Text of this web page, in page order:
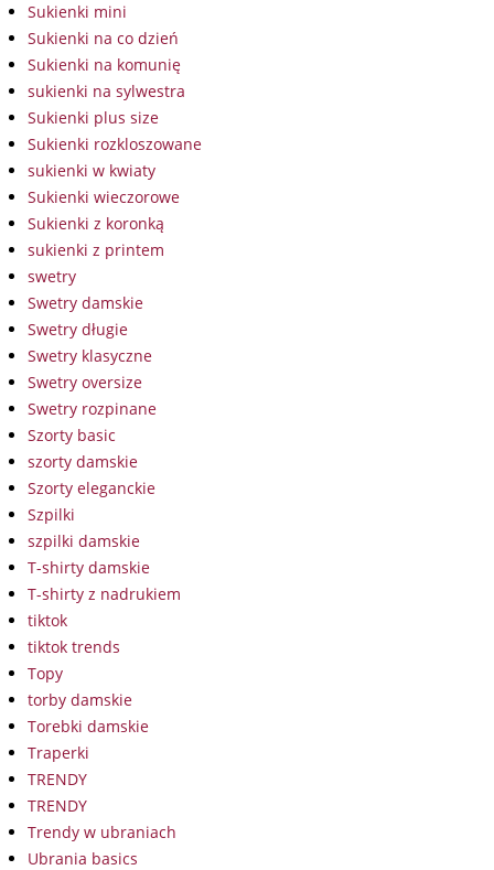
Sukienki mini
Sukienki na co dzień
Sukienki na komunię
sukienki na sylwestra
Sukienki plus size
Sukienki rozkloszowane
sukienki w kwiaty
Sukienki wieczorowe
Sukienki z koronką
sukienki z printem
swetry
Swetry damskie
Swetry długie
Swetry klasyczne
Swetry oversize
Swetry rozpinane
Szorty basic
szorty damskie
Szorty eleganckie
Szpilki
szpilki damskie
T-shirty damskie
T-shirty z nadrukiem
tiktok
tiktok trends
Topy
torby damskie
Torebki damskie
Traperki
TRENDY
TRENDY
Trendy w ubraniach
Ubrania basics